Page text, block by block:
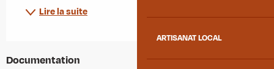
ARTISANAT LOCAL
Lire la suite
Documentation